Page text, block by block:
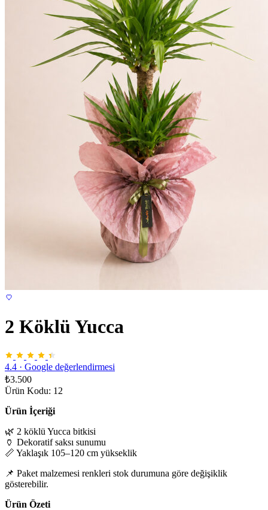
2 Köklü Yucca
4.4 · Google değerlendirmesi
₺3.500
Ürün Kodu: 12
Ürün İçeriği
🌿 2 köklü Yucca bitkisi
🏺 Dekoratif saksı sunumu
📏 Yaklaşık 105–120 cm yükseklik
📌 Paket malzemesi renkleri stok durumuna göre değişiklik
gösterebilir.
Ürün Özeti